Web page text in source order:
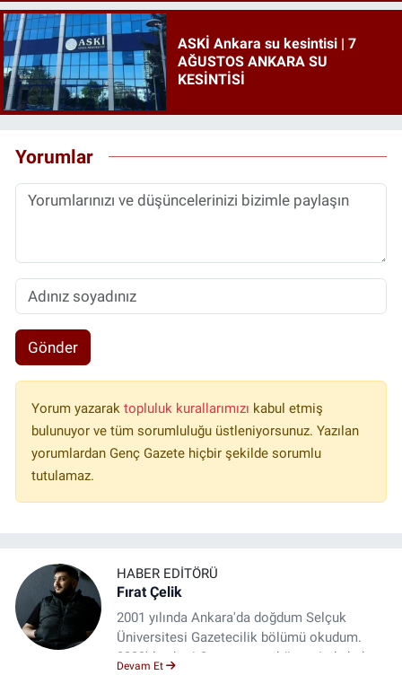
ASKİ Ankara su kesintisi | 7
AĞUSTOS ANKARA SU
KESİNTİSİ
Yorumlar
Gönder
Yorum yazarak topluluk kurallarımızı kabul etmiş
bulunuyor ve tüm sorumluluğu üstleniyorsunuz. Yazılan
yorumlardan Genç Gazete hiçbir şekilde sorumlu
tutulamaz.
HABER EDITÖRÜ
Fırat Çelik
2001 yılında Ankara'da doğdum Selçuk
Üniversitesi Gazetecilik bölümü okudum.
2023'den beri Genç gazete bünyesinde haber
Devam Et